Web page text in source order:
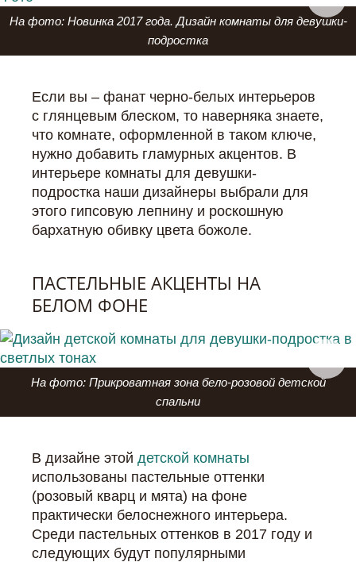
На фото: Новинка 2017 года. Дизайн комнаты для девушки-
подростка
Если вы – фанат черно-белых интерьеров
с глянцевым блеском, то наверняка знаете,
что комнате, оформленной в таком ключе,
нужно добавить гламурных акцентов. В
интерьере комнаты для девушки-
подростка наши дизайнеры выбрали для
этого гипсовую лепнину и роскошную
бархатную обивку цвета божоле.
ПАСТЕЛЬНЫЕ АКЦЕНТЫ НА
БЕЛОМ ФОНЕ
На фото: Прикроватная зона бело-розовой детской
спальни
В дизайне этой детской комнаты
использованы пастельные оттенки
(розовый кварц и мята) на фоне
практически белоснежного интерьера.
Среди пастельных оттенков в 2017 году и
следующих будут популярными